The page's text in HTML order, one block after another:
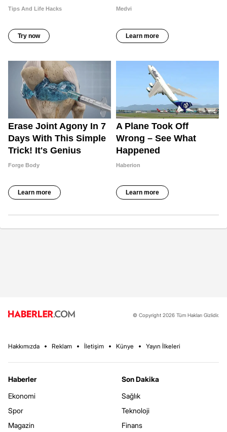
© Copyright 2026 Tüm Hakları Gizlidir.
Hakkımızda Reklam İletişim Künye Yayın İlkeleri
Haberler
Ekonomi
Spor
Magazin
Son Dakika
Sağlık
Teknoloji
Finans